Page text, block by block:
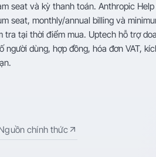
seat và kỳ thanh toán. Anthropic
seat, monthly/annual billing và
tra tại thời điểm mua. Uptech hỗ trợ
người dùng, hợp đồng, hóa đơn VAT,
chính thức